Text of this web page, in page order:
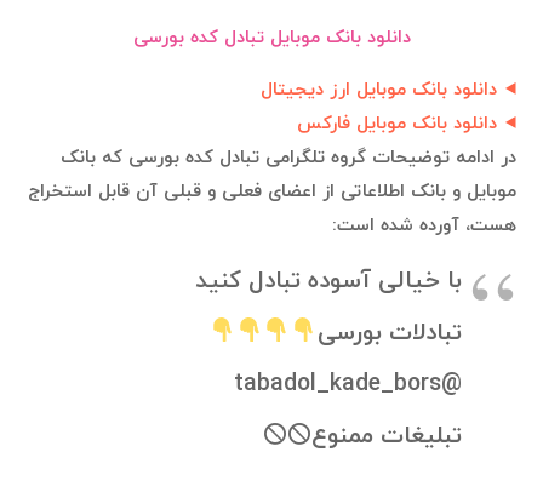
دانلود بانک موبایل تبادل کده بورسی
دانلود بانک موبایل ارز دیجیتال
دانلود بانک موبایل فارکس
در ادامه توضیحات گروه تلگرامی تبادل کده بورسی که بانک
موبایل و بانک اطلاعاتی از اعضای فعلی و قبلی آن قابل استخراج
هست، آورده شده است:
با خیالی آسوده تبادل کنید
تبادلات بورسی
@tabadol_kade_bors
تبلیغات ممنوع🛇🛇